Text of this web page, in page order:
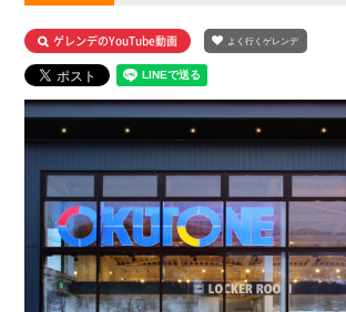
ゲレンデのYouTube動画 よく行くゲレンデ